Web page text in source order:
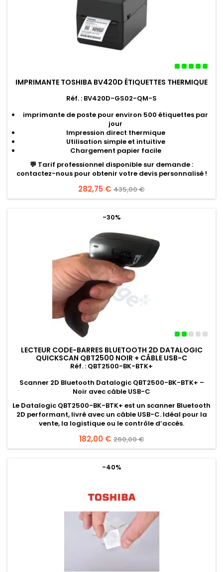
IMPRIMANTE TOSHIBA BV420D ÉTIQUETTES THERMIQUE
Réf. : BV420D-GS02-QM-S
imprimante de poste pour environ 500 étiquettes par
jour
Impression direct thermique
Utilisation simple et intuitive
Chargement papier facile
💬 Tarif professionnel disponible sur demande :
contactez-nous pour obtenir votre devis personnalisé !
Prix
282,75 € Prix
de
435,00 €
-30%
LECTEUR CODE-BARRES BLUETOOTH 2D DATALOGIC
QUICKSCAN QBT2500 NOIR + CÂBLE USB-C
Réf. : QBT2500-BK-BTK+
Scanner 2D Bluetooth Datalogic QBT2500-BK-BTK+ –
Noir avec câble USB-C
Le Datalogic QBT2500-BK-BTK+ est un scanner Bluetooth
2D performant, livré avec un câble USB-C. Idéal pour la
vente, la logistique ou le contrôle d’accès.
Prix
182,00 € Prix
de
260,00 €
-40%